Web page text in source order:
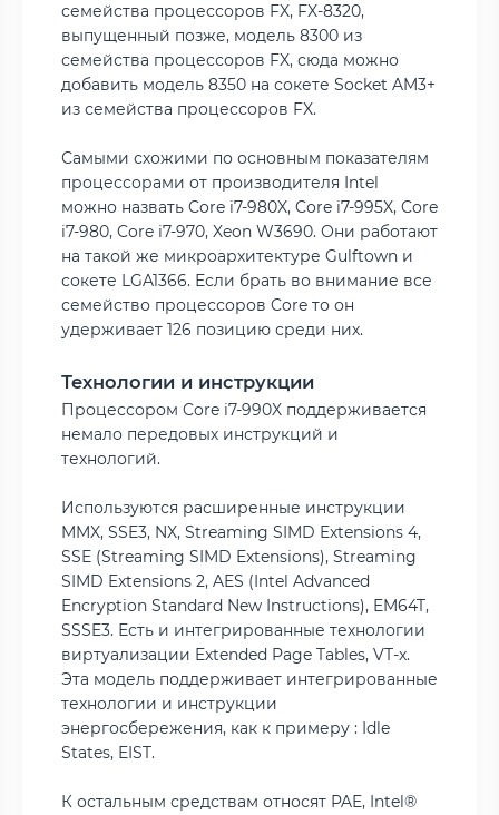
семейства процессоров FX, FX-8320,
выпущенный позже, модель 8300 из
семейства процессоров FX, сюда можно
добавить модель 8350 на сокете Socket AM3+
из семейства процессоров FX.
Самыми схожими по основным показателям
процессорами от производителя Intel
можно назвать Core i7-980X, Core i7-995X, Core
i7-980, Core i7-970, Xeon W3690. Они работают
на такой же микроархитектуре Gulftown и
сокете LGA1366. Если брать во внимание все
семейство процессоров Core то он
удерживает 126 позицию среди них.
Технологии и инструкции
Процессором Core i7-990X поддерживается
немало передовых инструкций и
технологий.
Используются расширенные инструкции
MMX, SSE3, NX, Streaming SIMD Extensions 4,
SSE (Streaming SIMD Extensions), Streaming
SIMD Extensions 2, AES (Intel Advanced
Encryption Standard New Instructions), EM64T,
SSSE3. Есть и интегрированные технологии
виртуализации Extended Page Tables, VT-x.
Эта модель поддерживает интегрированные
технологии и инструкции
энергосбережения, как к примеру : Idle
States, EIST.
К остальным средствам относят PAE, Intel®